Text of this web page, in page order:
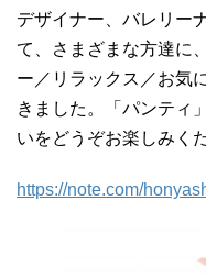
デザイナー、バレリー
て、さまざまな方達に
ー／リラックス／お気
きました。「パンティ
いをどうぞお楽しみく
https://note.com/